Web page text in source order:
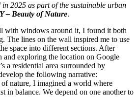
2025 as part of the sustainable urban
– Beauty of Nature.
with windows around it, I found it both
The lines on the wall inspired me to use
space into different sections. After
and exploring the location on Google
a residential area surrounded by
the following narrative:
nature, I imagined a world where
in balance. We depend on one another to